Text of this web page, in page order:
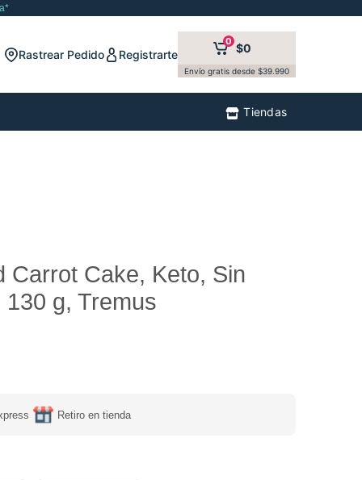
Rastrear Pedido Registrarte
0 $0
Envío gratis desde $39.990
Tiendas
Carrot Cake, Keto, Sin
g, Tremus
Retiro en tienda